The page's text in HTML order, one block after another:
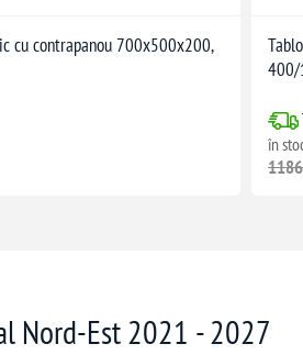
cu contrapanou 700x500x200,
400/
în
Nord-Est 2021 - 2027